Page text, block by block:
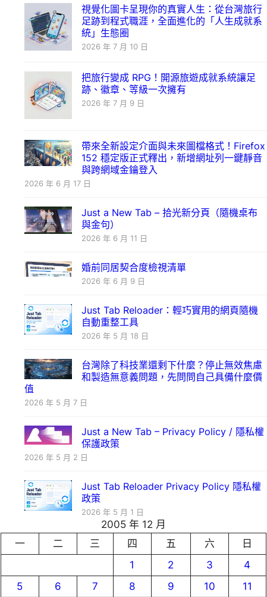
視覺化圖卡呈現你的真實人生：從台灣旅行
足跡到程式職涯，全面進化的「人生成就系
統」生態圈
2026 年 7 月 10 日
把旅行變成 RPG！開源旅遊成就系統讓足
跡、徽章、等級一次擁有
2026 年 7 月 9 日
帶來全新設定介面與未來圖檔格式！Firefox
152 穩定版正式釋出，新增網址列一鍵靜音
與跨網域金鑰登入
2026 年 6 月 17 日
Just a New Tab – 拾光新分頁（隨機桌布
與金句）
2026 年 6 月 11 日
婚前同居契合度檢視清單
2026 年 6 月 9 日
Just Tab Reloader：輕巧實用的網頁隨機
自動重整工具
2026 年 5 月 18 日
台灣除了科技業還剩下什麼？停止無效焦慮
和製造無意義問題，先問問自己具備什麼價
值
2026 年 5 月 7 日
Just a New Tab – Privacy Policy / 隱私權
保護政策
2026 年 5 月 2 日
Just Tab Reloader Privacy Policy 隱私權
政策
2026 年 5 月 1 日
2005 年 12 月
一
二 三 四 五 六
日
1
2 3
4
5
6 7 8 9 10
11